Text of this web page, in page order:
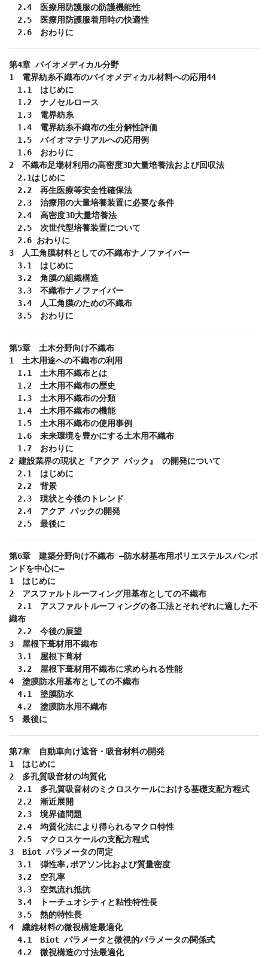
2.4　医療用防護服の防護機能性
2.5　医療用防護服着用時の快適性
2.6　おわりに
第4章 バイオメディカル分野
1　電界紡糸不織布のバイオメディカル材料への応用44
1.1　はじめに
1.2　ナノセルロース
1.3　電界紡糸
1.4　電界紡糸不織布の生分解性評価
1.5　バイオマテリアルへの応用例
1.6　おわりに
2　不織布足場材利用の高密度3D大量培養法および回収法
2.1はじめに
2.2　再生医療等安全性確保法
2.3　治療用の大量培養装置に必要な条件
2.4　高密度3D大量培養法
2.5　次世代型培養装置について
2.6 おわりに
3　人工角膜材料としての不織布ナノファイバー
3.1　はじめに
3.2　角膜の組織構造
3.3　不織布ナノファイバー
3.4　人工角膜のための不織布
3.5　おわりに
第5章　土木分野向け不織布
1　土木用途への不織布の利用
1.1　土木用不織布とは
1.2　土木用不織布の歴史
1.3　土木用不織布の分類
1.4　土木用不織布の機能
1.5　土木用不織布の使用事例
1.6　未来環境を豊かにする土木用不織布
1.7　おわりに
2 建設業界の現状と『アクア パック』 の開発について
2.1　はじめに
2.2　背景
2.3　現状と今後のトレンド
2.4　アクア パックの開発
2.5　最後に
第6章　建築分野向け不織布 ―防水材基布用ポリエステルスパンボ
ンドを中心に―
1　はじめに
2　アスファルトルーフィング用基布としての不織布
2.1　アスファルトルーフィングの各工法とそれぞれに適した不
織布
2.2　今後の展望
3　屋根下葺材用不織布
3.1　屋根下葺材
3.2　屋根下葺材用不織布に求められる性能
4　塗膜防水用基布としての不織布
4.1　塗膜防水
4.2　塗膜防水用不織布
5　最後に
第7章　自動車向け遮音・吸音材料の開発
1　はじめに
2　多孔質吸音材の均質化
2.1　多孔質吸音材のミクロスケールにおける基礎支配方程式
2.2　漸近展開
2.3　境界値問題
2.4　均質化法により得られるマクロ特性
2.5　マクロスケールの支配方程式
3　Biot パラメータの同定
3.1　弾性率,ポアソン比および質量密度
3.2　空孔率
3.3　空気流れ抵抗
3.4　トーチュオシティと粘性特性長
3.5　熱的特性長
4　繊維材料の微視構造最適化
4.1　Biot パラメータと微視的パラメータの関係式
4.2　微視構造の寸法最適化